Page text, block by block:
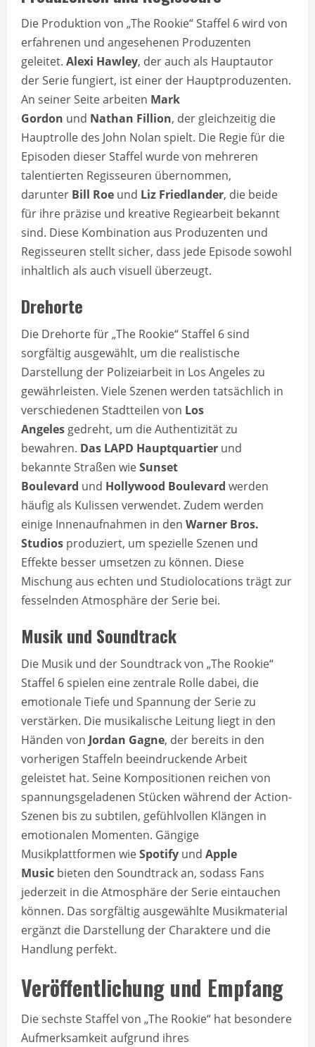
Die Produktion von „The Rookie“ Staffel 6 wird von
erfahrenen und angesehenen Produzenten
geleitet. Alexi Hawley, der auch als Hauptautor
der Serie fungiert, ist einer der Hauptproduzenten.
An seiner Seite arbeiten Mark
Gordon und Nathan Fillion, der gleichzeitig die
Hauptrolle des John Nolan spielt. Die Regie für die
Episoden dieser Staffel wurde von mehreren
talentierten Regisseuren übernommen,
darunter Bill Roe und Liz Friedlander, die beide
für ihre präzise und kreative Regiearbeit bekannt
sind. Diese Kombination aus Produzenten und
Regisseuren stellt sicher, dass jede Episode sowohl
inhaltlich als auch visuell überzeugt.
Drehorte
Die Drehorte für „The Rookie“ Staffel 6 sind
sorgfältig ausgewählt, um die realistische
Darstellung der Polizeiarbeit in Los Angeles zu
gewährleisten. Viele Szenen werden tatsächlich in
verschiedenen Stadtteilen von Los
Angeles gedreht, um die Authentizität zu
bewahren. Das LAPD Hauptquartier und
bekannte Straßen wieSunset
Boulevard und Hollywood Boulevard werden
häufig als Kulissen verwendet. Zudem werden
einige Innenaufnahmen in den Warner Bros.
Studios produziert, um spezielle Szenen und
Effekte besser umsetzen zu können. Diese
Mischung aus echten und Studiolocations trägt zur
fesselnden Atmosphäre der Serie bei.
Musik und Soundtrack
Die Musik und der Soundtrack von „The Rookie“
Staffel 6 spielen eine zentrale Rolle dabei, die
emotionale Tiefe und Spannung der Serie zu
verstärken. Die musikalische Leitung liegt in den
Händen von Jordan Gagne, der bereits in den
vorherigen Staffeln beeindruckende Arbeit
geleistet hat. Seine Kompositionen reichen von
spannungsgeladenen Stücken während der Action-
Szenen bis zu subtilen, gefühlvollen Klängen in
emotionalen Momenten. Gängige
Musikplattformen wieSpotify und Apple
Music bieten den Soundtrack an, sodass Fans
jederzeit in die Atmosphäre der Serie eintauchen
können. Das sorgfältig ausgewählte Musikmaterial
ergänzt die Darstellung der Charaktere und die
Handlung perfekt.
Veröffentlichung und Empfang
Die sechste Staffel von „The Rookie“ hat besondere
Aufmerksamkeit aufgrund ihres